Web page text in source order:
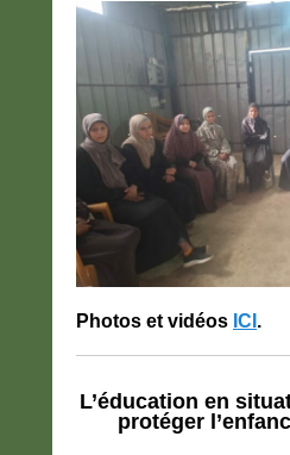
Photos et vidéos ICI .
L’éducation en
protéger